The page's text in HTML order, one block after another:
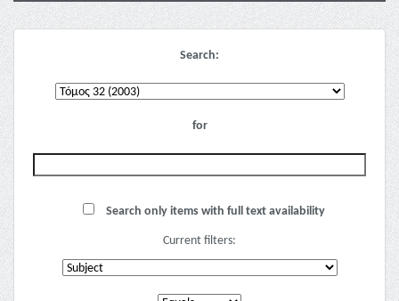
Search:
for
Search only items with full text availability
Current filters: